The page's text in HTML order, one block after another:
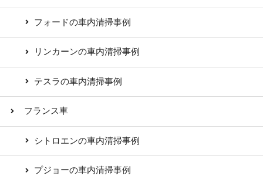
フォードの車内清掃事例
リンカーンの車内清掃事例
テスラの車内清掃事例
フランス車
シトロエンの車内清掃事例
プジョーの車内清掃事例